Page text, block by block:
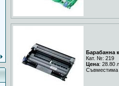
Барабанна
Кат. №: 219
Цена: 28.80
Съвместима